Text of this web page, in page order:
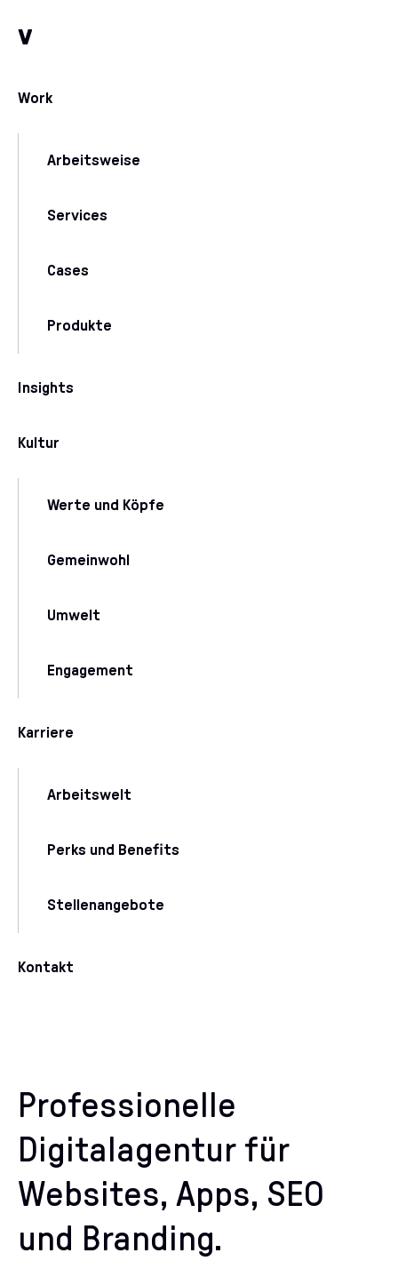
v
Work
Arbeitsweise
Services
Cases
Produkte
Insights
Kultur
Werte und Köpfe
Gemeinwohl
Umwelt
Engagement
Karriere
Arbeitswelt
Perks und Benefits
Stellenangebote
Kontakt
Professionelle
Digitalagentur für
Websites, Apps, SEO
und Branding.